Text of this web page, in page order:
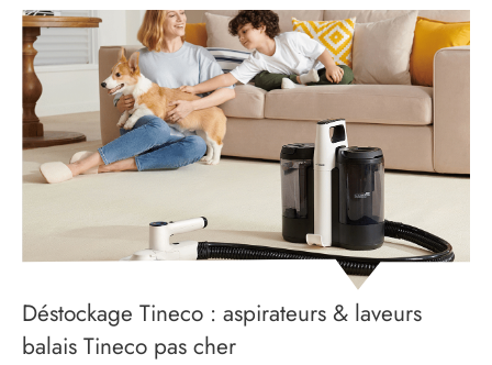
Déstockage Tineco : aspirateurs & laveurs
balais Tineco pas cher